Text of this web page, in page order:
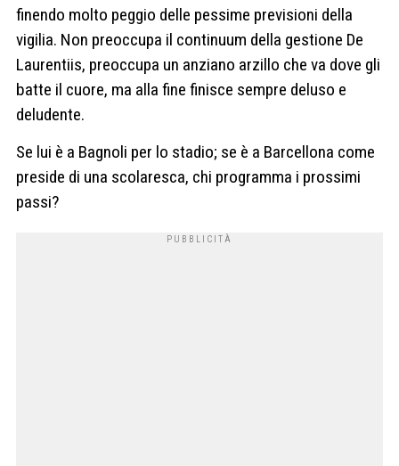
finendo molto peggio delle pessime previsioni della
vigilia. Non preoccupa il continuum della gestione De
Laurentiis, preoccupa un anziano arzillo che va dove gli
batte il cuore, ma alla fine finisce sempre deluso e
deludente.
Se lui è a Bagnoli per lo stadio; se è a Barcellona come
preside di una scolaresca, chi programma i prossimi
passi?